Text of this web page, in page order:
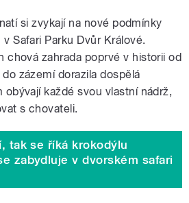
si zvykají na nové podmínky
Safari Parku Dvůr Králové.
chová zahrada poprvé v historii od
zázemí dorazila dospělá
obývají každé svou vlastní nádrž,
s chovateli.
tak se říká krokodýlu
zabydluje v dvorském safari